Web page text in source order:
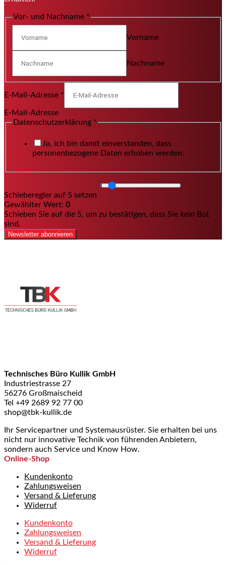
Vor- und Nachname *
Vorname
Nachname
E-Mail-Adresse *
E-Mail-Adresse
Datenschutzerklärung *
Ja, ich bin damit einverstanden, dass
personenbezogene Daten erhoben werden.
Schieberegler auf 5 setzen
Gewählter Wert: 0
Schieben Sie auf die 5, um zu bestätigen, dass Sie kein Bot
sind.
Newsletter abonnieren
Technisches Büro Kullik GmbH
Industriestrasse 27
56276 Großmaischeid
Tel +49 2689 92 77 00
shop@tbk-kullik.de
Ihr Servicepartner und Systemausrüster. Sie erhalten bei uns
nicht nur innovative Technik von führenden Anbietern,
sondern auch Service und Know How.
Online-Shop
Kundenkonto
Zahlungsweisen
Versand & Lieferung
Widerruf
Kundenkonto
Zahlungsweisen
Versand & Lieferung
Widerruf